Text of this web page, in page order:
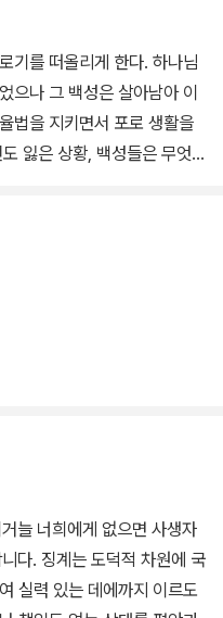
기를 떠올리게 한다. 하나님
으나 그 백성은 살아남아 이
법을 지키면서 포로 생활을
잃은 상황, 백성들은 무엇을
던 일상의 많은 것들이 사라
수 있을까?
함이 아니라 우리를 흔들어
다고 말한다. 지금은 특별한
늘 너희에게 없으면 사생자
다. 징계는 도덕적 차원에 국
실력 있는 데에까지 이르도